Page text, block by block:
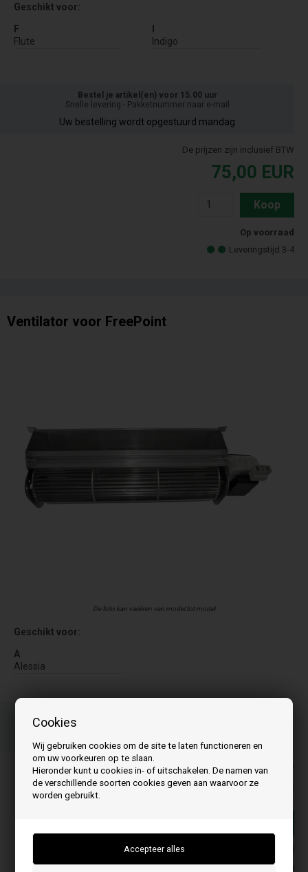
Cookies
Wij gebruiken cookies om de site te laten functioneren en
om uw voorkeuren op te slaan.
Hieronder kunt u cookies in- of uitschakelen. De namen van
de verschillende soorten cookies geven aan waarvoor ze
worden gebruikt.
Geschikt voor:
F
Flute
Indigo
Bestel je artikel(en) voor 15.00 uur
Snelle levering - Pakketnummer naar e-mail
Uw bestelling wordt opgestuurd mandag
De prijzen zijn inclusief BTW
75,00 EUR
Koop
Op voorraad
Leveringstijd 3-4
Ventilator voor FreePoint
De foto kan variëren van model tot model
Geschikt voor:
A
Alessia
Snelle levering - Pakketnummer naar e-mail
Uw bestelling wordt opgestuurd mandag
De prijzen zijn inclusief BTW
139,00 EUR
Leveringstijd 3-4